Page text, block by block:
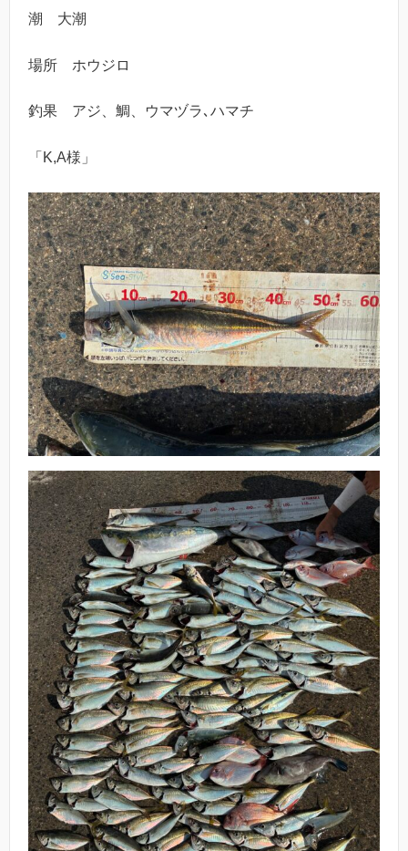
潮 大潮
場所 ホウジロ
釣果 アジ、鯛、ウマヅラ､ハマチ
「K,A様」